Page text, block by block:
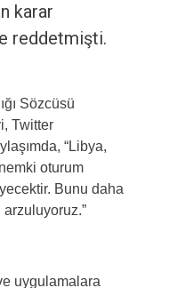
karar
reddetmişti.
Sözcüsü
Twitter
“Libya,
oturum
Bunu daha
uygulamalara